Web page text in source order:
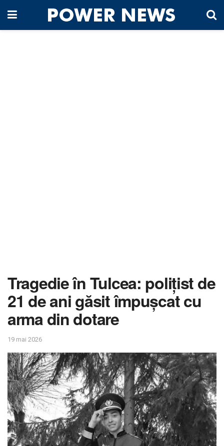
Tragedie în Tulcea: polițist de
21 de ani găsit împușcat cu
arma din dotare
19 mai 2026